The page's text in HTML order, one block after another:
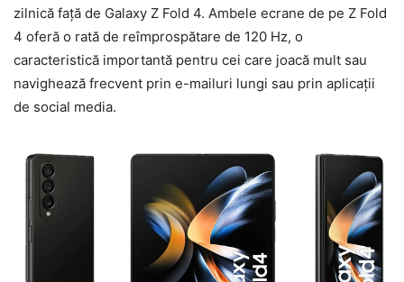
zilnică față de Galaxy Z Fold 4. Ambele ecrane de pe Z Fold
4 oferă o rată de reîmprospătare de 120 Hz, o
caracteristică importantă pentru cei care joacă mult sau
navighează frecvent prin e-mailuri lungi sau prin aplicații
de social media.